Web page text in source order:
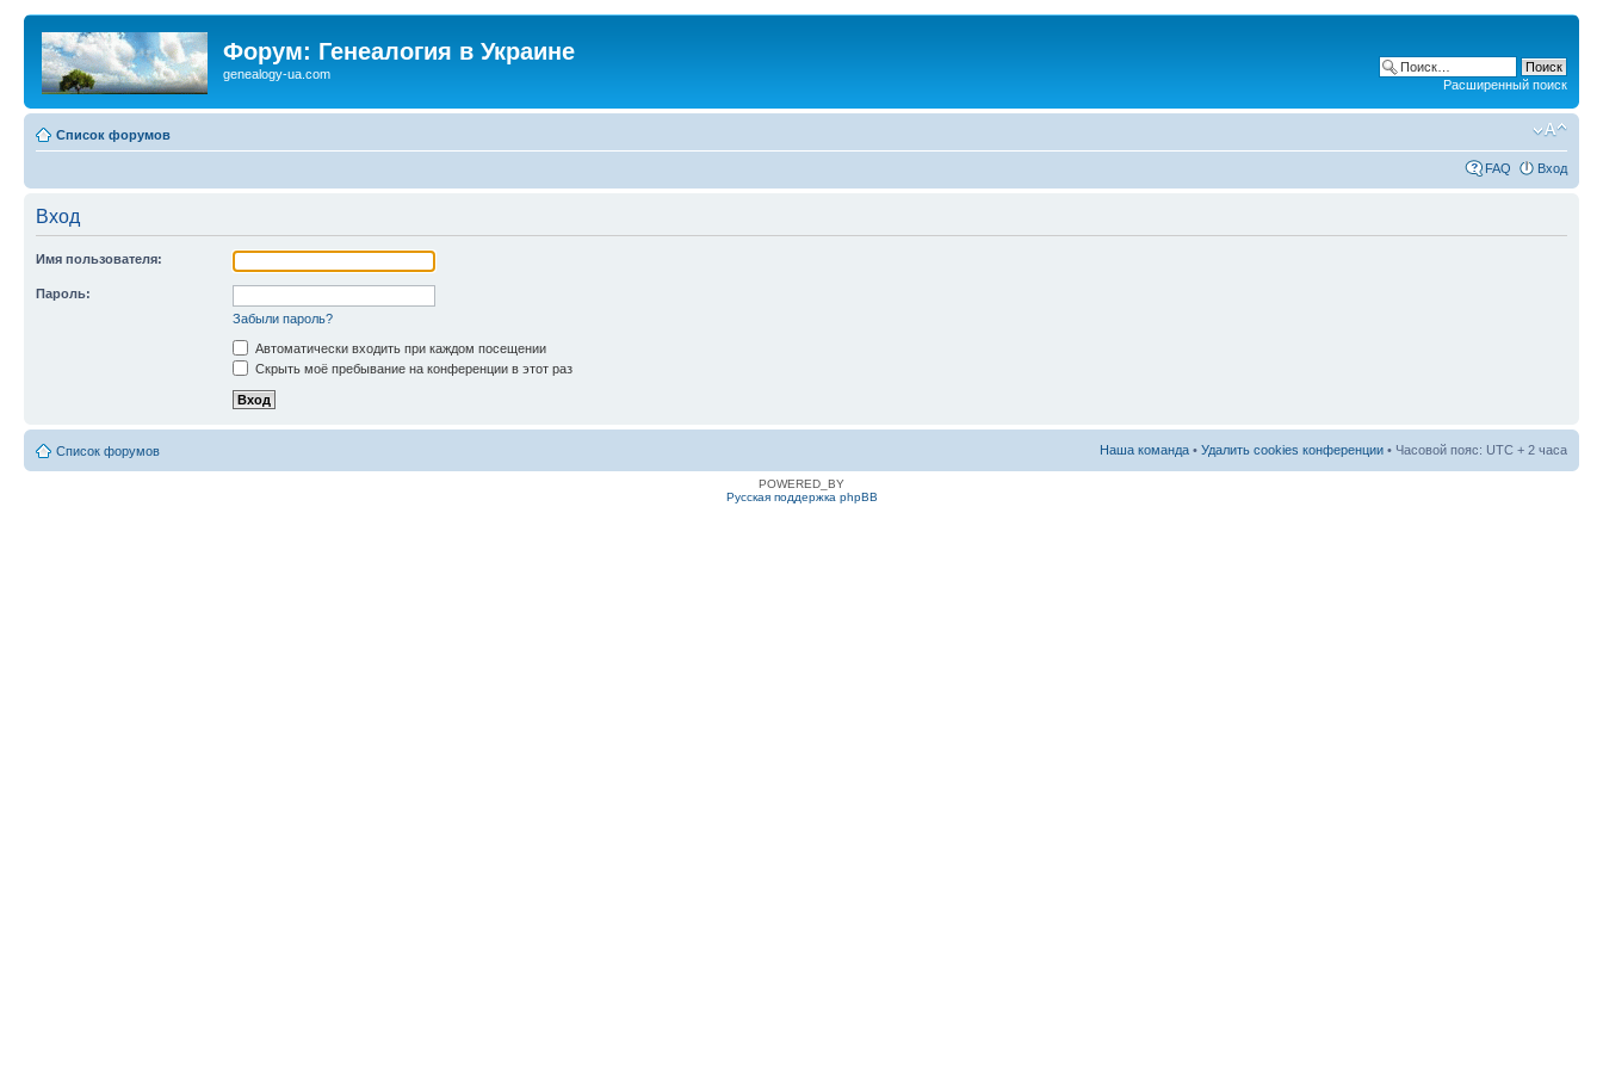
Форум: Генеалогия в Украине
genealogy-ua.com
Расширенный поиск
Список форумов
FAQ Вход
Вход
Имя пользователя:
Пароль:
Забыли пароль?
Автоматически входить при каждом посещении
Скрыть моё пребывание на конференции в этот раз
Список форумов Наша команда • Удалить cookies конференции • Часовой пояс: UTC + 2 часа
POWERED_BY
Русская поддержка phpBB